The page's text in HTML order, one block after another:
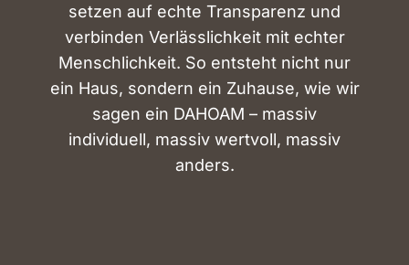
setzen auf echte Transparenz und
verbinden Verlässlichkeit mit echter
Menschlichkeit. So entsteht nicht nur
ein Haus, sondern ein Zuhause, wie wir
sagen ein DAHOAM – massiv
individuell, massiv wertvoll, massiv
anders.